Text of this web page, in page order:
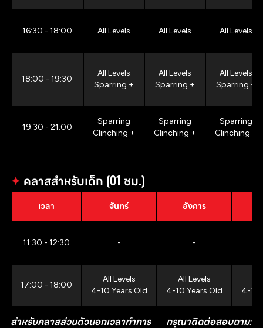
16:30 - 18:00 All Levels All Levels All Levels
18:00 - 19:30
All Levels
Sparring +
All Levels
Sparring +
All Levels
Sparring +
19:30 - 21:00
Sparring
Clinching +
Sparring
Clinching +
Sparring
Clinching +
✦ คลาสสำหรับเด็ก (01 ชม.)
เวลา จันทร์ อังคาร
11:30 - 12:30 - -
17:00 - 18:00
All Levels
4-10 Years Old
All Levels
4-10 Years Old
4-10
สำหรับคลาสส่วนตัวนอกเวลาทำการ กรุณาติดต่อสอบถาม: